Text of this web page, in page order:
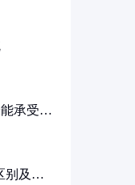
承受多
别及其